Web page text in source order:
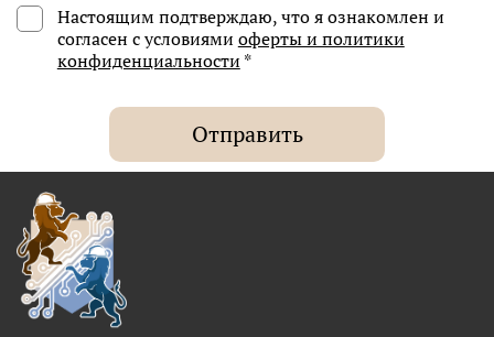
Настоящим подтверждаю, что я ознакомлен и
согласен с условиями оферты и политики
конфиденциальности *
Отправить